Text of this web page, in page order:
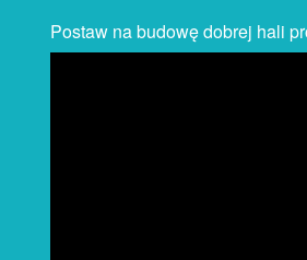
Postaw na budowę dobrej hali